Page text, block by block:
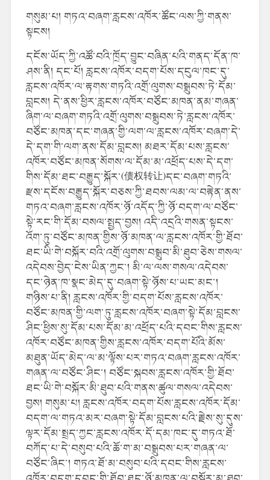
གསུམ་པ། གཏའ་བཞག་རླངས་འཁོར་ཚོང་ལས་ཀྱི་གནས་
སྟངས།
དངོས་ཡོད་ཀྱི་འཚོ་བའི་ཁྲོད་བྱུང་བཞིན་པའི་གནད་དོན་ཁ་
ཤས་ནི། དང་པོ། རླངས་འཁོར་བདག་པོས་དངུལ་ཁང་དུ་
རླངས་འཁོར་ལ་རྟགས་གཏའི་འགྲོ་ལུགས་བསྒྲུབས་ཏེ་དོམ་
བླངས། དེ་ནས་ཕྱིར་རླངས་འཁོར་བཙོང་མཁན་ནམ་གཞན་
ཞིག་ལ་བཞག་གཏའི་འགྲོ་ལུགས་བསྒྲུབས་ཏེ་རླངས་འཁོར་
བཙོང་མཁན་དང་གཞན་གྱི་ལག་ལ་རླངས་འཁོར་བཞག་དེ་
དེ་དག་གི་ལག་ནས་དོམ་བླངས། མཐར་དོམ་པས་རླངས་
འཁོར་བཙོང་མཁན་སོགས་ལ་དོམ་མ་འཕྲོད་པས་དེ་དག་
གིས་དོམ་ཐང་བརྒྱུད་སྐོར་(债权转让)དང་བཞག་གཏའི་
རྫས་དངོས་བརྒྱུད་སྐོར་བཅས་ཀྱི་ཐབས་ལམ་ལ་བརྟེན་ནས་
གཏའ་བཞག་རླངས་འཁོར་ཉོ་འདོད་ཀྱི་ཉོ་བདག་ལ་བཙོང་
སྟེ་རང་གི་དོམ་བསལ་སྤྱད་བྱས། འདི་འདྲའི་གསན་སྟངས་
འོག་ཏུ་བཙོང་མཁན་གྱིས་ཉོ་མཁན་ལ་རླངས་འཁོར་གྱི་ཐོབ་
ཐང་ཡི་གེ་བསྐོར་བའི་འགྲོ་ལུགས་བསྒྲུབ་མི་ཐུབ་ཅེས་གསལ་
འདེབས་བྱེད་ངེས་ཡིན་ཀྱང་། མི་ལ་ལས་གསལ་འདེབས་
དང་ཉེན་ཁ་སྣང་མེད་དུ་བཞག་སྟེ་ཉོས་པ་ཡང་མང་།
གཉིས་པ་ནི། རླངས་འཁོར་གྱི་བདག་པོས་རླངས་འཁོར་
བཙོང་མཁན་གྱི་ལག་ཏུ་རླངས་འཁོར་བཞག་སྟེ་དོམ་བླངས་
ཤིང་ཕྱིས་སུ་དོམ་པས་དོམ་མ་འཕྲོད་པའི་དབང་གིས་རླངས་
འཁོར་བཙོང་མཁན་གྱིས་རླངས་འཁོར་བདག་པོའི་མོས་
མཐུན་ཡོད་མེད་ལ་མ་ལྟོས་པར་གཏའ་བཞག་རླངས་འཁོར་
གཞན་ལ་བཙོང་ཤིང་། བཙོང་སྐབས་རླངས་འཁོར་གྱི་ཐོབ་
ཐང་ཡི་གེ་བསྐོར་མི་ཐུབ་པའི་གནས་ཚུལ་གསལ་འདེབས་
བྱས། གསུམ་པ། རླངས་འཁོར་བདག་པོས་རླངས་འཁོར་དོམ་
བདག་ལ་གཏའ་མར་བཞག་སྟེ་དོམ་བླངས་པའི་རྗེས་སུ་དུས་
ལྟར་དོམ་སྤྲད་ཀྱང་རླངས་འཁོར་དོ་དམ་ཁང་དུ་གཏའ་ཐོ་
བཀོད་པ་དེ་བསུབ་པའི་ཆོ་ག་མ་བསྒྲུབས་པར་གཞན་ལ་
བཙོང་ཞིང་། གཏའ་ཐོ་མ་བསུབ་པའི་དབང་གིས་རླངས་